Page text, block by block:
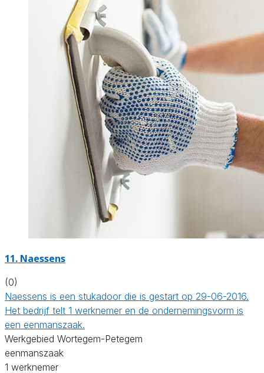
11. Naessens
(0)
Naessens is een stukadoor die is gestart op 29-06-2016.
Het bedrijf telt 1 werknemer en de ondernemingsvorm is
een eenmanszaak.
Werkgebied Wortegem-Petegem
eenmanszaak
1 werknemer